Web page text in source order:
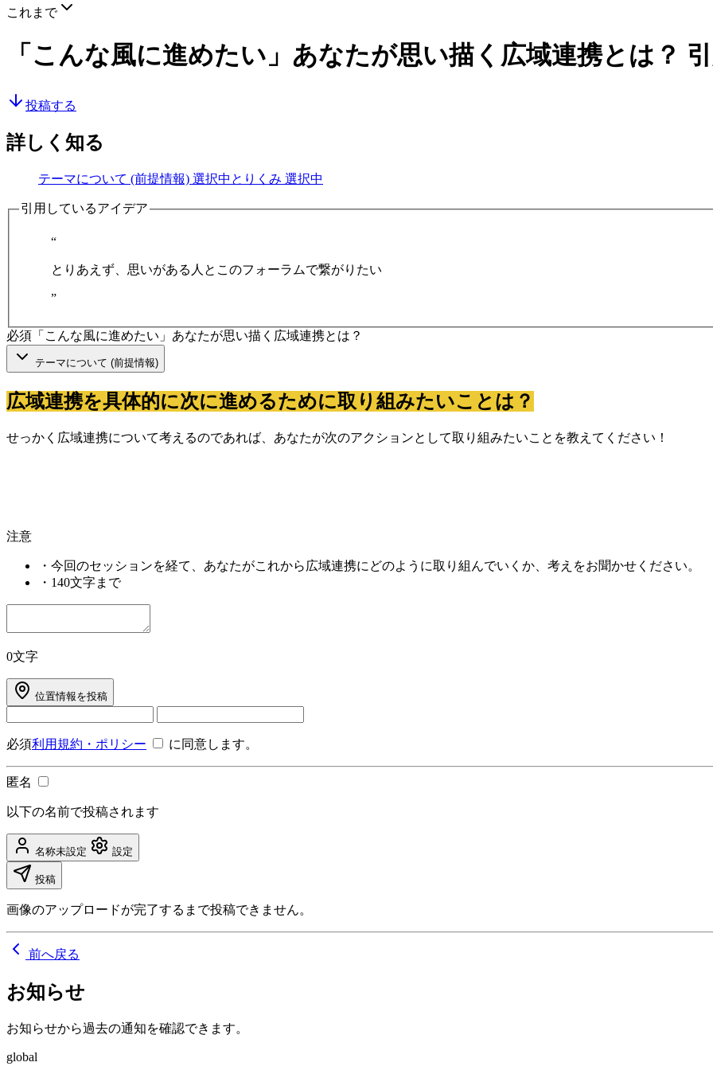
これまで
「こんな風に進めたい」あなたが思い描く広域連携とは？
投稿する
詳しく知る
テーマについて (前提情報) 選択中 とりくみ 選択中
引用しているアイデア
“
とりあえず、思いがある人とこのフォーラムで繋がりたい
”
必須 「こんな風に進めたい」あなたが思い描く広域連携とは？
テーマについて (前提情報)
広域連携を具体的に次に進めるために取り組みたいことは？
せっかく広域連携について考えるのであれば、あなたが次のアクションとして取り組みたいことを教えてください！
注意
・ 今回のセッションを経て、あなたがこれから広域連携にどのように取り組んでいくか、考えをお聞かせください。
・ 140文字まで
0文字
位置情報を投稿
必須利用規約・ポリシー に同意します。
匿名
以下の名前で投稿されます
名称未設定 設定
投稿
画像のアップロードが完了するまで投稿できません。
前へ戻る
お知らせ
お知らせから過去の通知を確認できます。
global